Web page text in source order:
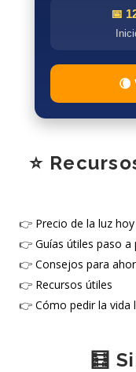
📅
🌘
⭐
👉 Precio de la luz hoy
👉 Guías útiles paso a
👉 Consejos para
👉 Recursos útiles
👉 Cómo pedir la vida
🧮